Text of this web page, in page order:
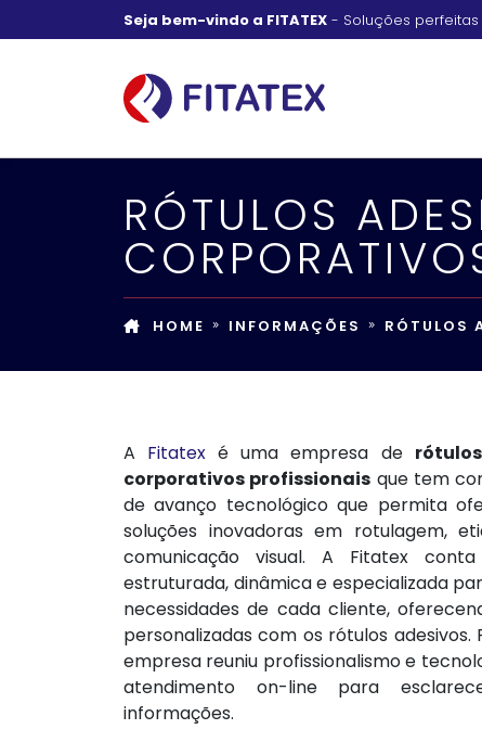
Seja bem-vindo a FITATEX - Soluções
RÓTULOS
HOME INFORMAÇÕES RÓTULOS
A Fitatex é uma empresa de
corporativos profissionais que tem
de avanço tecnológico que permita
soluções inovadoras em rotulagem,
comunicação visual. A Fitatex
estruturada, dinâmica e especializada
necessidades de cada cliente,
personalizadas com os rótulos
empresa reuniu profissionalismo e
atendimento on-line para
informações.